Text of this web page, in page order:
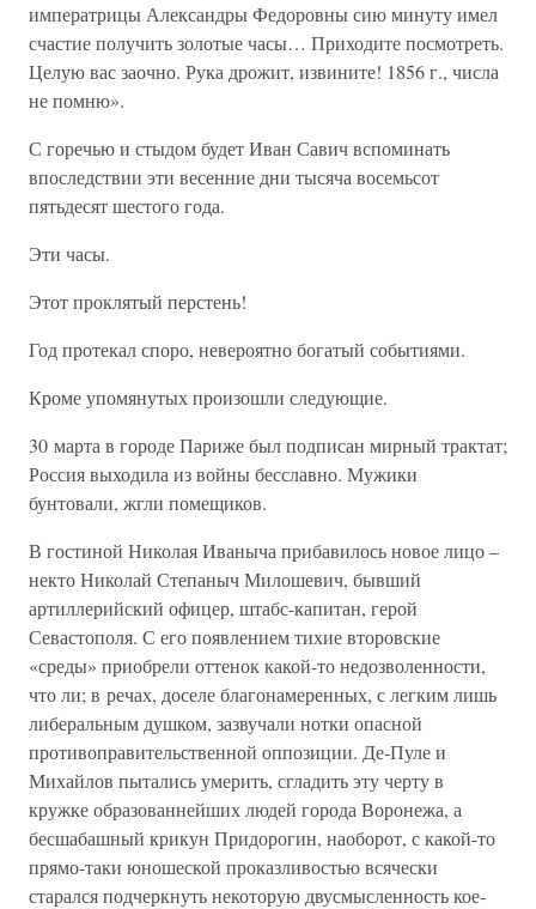
императрицы Александры Федоровны сию минуту имел
счастие получить золотые часы… Приходите посмотреть.
Целую вас заочно. Рука дрожит, извините! 1856 г., числа
не помню».
С горечью и стыдом будет Иван Савич вспоминать
впоследствии эти весенние дни тысяча восемьсот
пятьдесят шестого года.
Эти часы.
Этот проклятый перстень!
Год протекал споро, невероятно богатый событиями.
Кроме упомянутых произошли следующие.
30 марта в городе Париже был подписан мирный трактат;
Россия выходила из войны бесславно. Мужики
бунтовали, жгли помещиков.
В гостиной Николая Иваныча прибавилось новое лицо –
некто Николай Степаныч Милошевич, бывший
артиллерийский офицер, штабс-капитан, герой
Севастополя. С его появлением тихие второвские
«среды» приобрели оттенок какой-то недозволенности,
что ли; в речах, доселе благонамеренных, с легким лишь
либеральным душком, зазвучали нотки опасной
противоправительственной оппозиции. Де-Пуле и
Михайлов пытались умерить, сгладить эту черту в
кружке образованнейших людей города Воронежа, а
бесшабашный крикун Придорогин, наоборот, с какой-то
прямо-таки юношеской проказливостью всячески
старался подчеркнуть некоторую двусмысленность кое-